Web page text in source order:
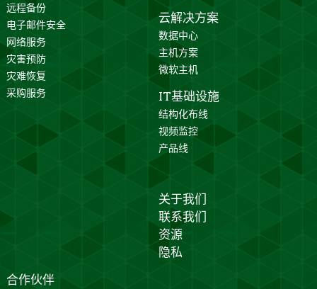
远程备份
电子邮件安全
网络服务
灾害预防
灾难恢复
采购服务
云解决方案
数据中心
主机方案
微软主机
IT基础设施
结构化布线
视频监控
产品线
关于我们
联系我们
资源
隐私
合作伙伴